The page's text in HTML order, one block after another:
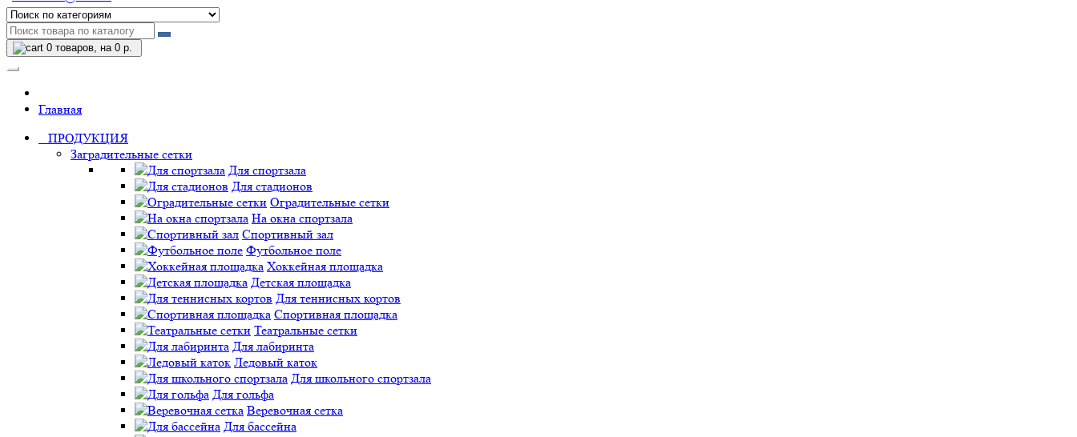
0 товаров, на 0 р.
Главная
ПРОДУКЦИЯ
Заградительные сетки
Для спортзала
Для стадионов
Оградительные сетки
На окна спортзала
Спортивный зал
Футбольное поле
Хоккейная площадка
Детская площадка
Для теннисных кортов
Спортивная площадка
Театральные сетки
Для лабиринта
Ледовый каток
Для школьного спортзала
Для гольфа
Веревочная сетка
Для бассейна